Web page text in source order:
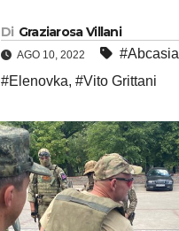
Di Graziarosa Villani
AGO 10, 2022 #Abcasia
#Elenovka, #Vito Grittani